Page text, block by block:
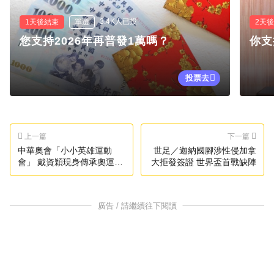
1天後結束 單選 3.4K人已投
您支持2026年再普發1萬嗎？
投票去
2天
你
上一篇
中華奧會「小小英雄運動
會」 戴資穎現身傳承奧運精
神
下一篇
世足／迦納國腳涉性侵加拿
大拒發簽證 世界盃首戰缺陣
廣告 / 請繼續往下閱讀